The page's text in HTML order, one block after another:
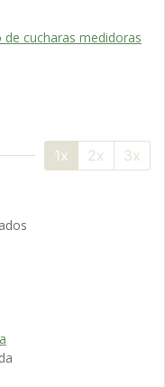
cucharas medidoras
1x 2x 3x